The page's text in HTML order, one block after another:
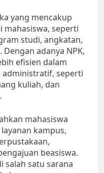
yang mencakup
seperti
studi, angkatan,
adanya NPK,
efisien dalam
administratif, seperti
kuliah, dan
mahasiswa
kampus,
beasiswa.
salah satu sarana